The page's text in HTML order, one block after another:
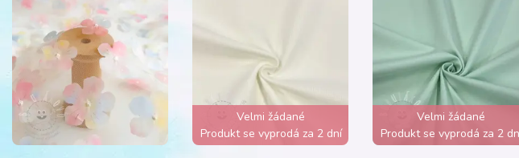
Velmi žádané
Produkt se vyprodá za 2 dní
Velmi žádané
Produkt se vyprodá za 2